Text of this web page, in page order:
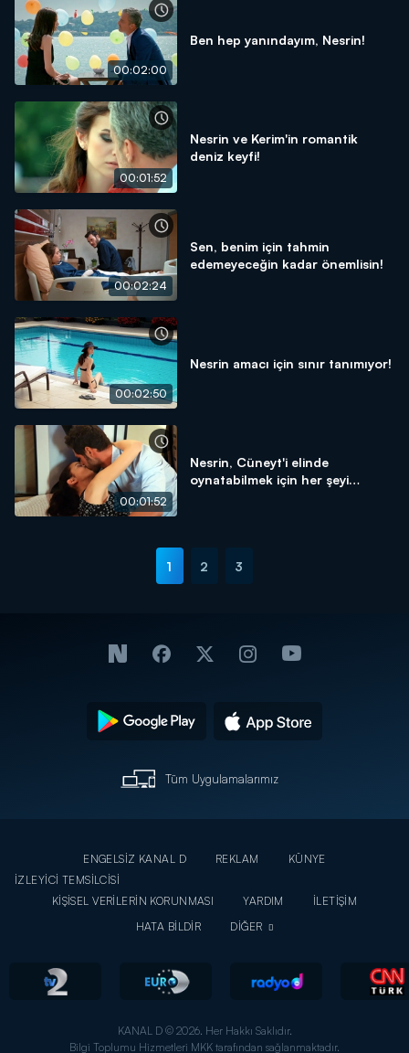
00:02:00
Ben hep yanındayım, Nesrin!
00:01:52
Nesrin ve Kerim'in romantik
deniz keyfi!
00:02:24
Sen, benim için tahmin
edemeyeceğin kadar önemlisin!
00:02:50
Nesrin amacı için sınır tanımıyor!
00:01:52
Nesrin, Cüneyt'i elinde
oynatabilmek için her şeyi
1 2 3
Tüm Uygulamalarımız
ENGELSİZ KANAL D REKLAM
KÜNYE
İZLEYİCİ TEMSİLCİSİ
KİŞİSEL VERİLERİN KORUNMASI
YARDIM
İLETİŞİM
HATA BİLDİR
DİĞER
KANAL D © 2026. Her Hakkı Saklıdır.
Bilgi Toplumu Hizmetleri MKK tarafından sağlanmaktadır.